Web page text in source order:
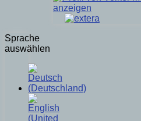
Sprache
auswählen